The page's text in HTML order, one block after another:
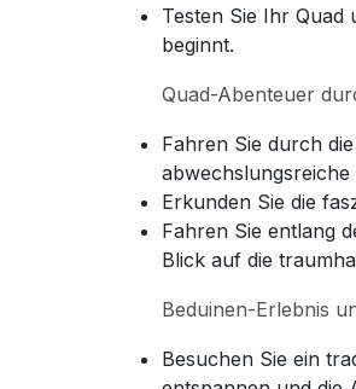
Testen Sie Ihr
beginnt.
Quad-Abenteuer
Fahren Sie durch
abwechslungsreiche
Erkunden Sie die
Fahren Sie entlang
Blick auf die
Beduinen-Erlebnis
Besuchen Sie ein